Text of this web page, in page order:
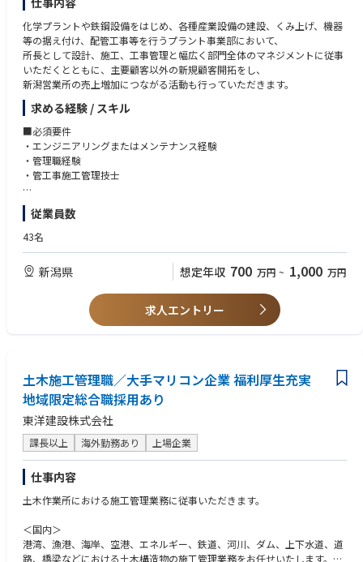
化学プラントや鉄鋼設備をはじめ、各種産業設備の建設、くみ上げ、機器
等の据え付け、配管工事等を行うプラント事業部において、
所長として設計、施工、工事管理と幅広く部門全体のマネジメントに従事
いただくとともに、主要顧客以外の新規顧客開拓をし、
新潟営業所の売上増加につながる活動も行っていただきます。
求める経験 / スキル
■必須要件
・エンジニアリングまたはメンテナンス経験
・管理職経験
・管工事施工管理技士
■歓迎条件
・営業経験者
従業員数
43名
新潟県 想定年収 700 万円 ~ 1,000 万円
求人エントリー
土木施工管理職／大手マリコン企業 福利厚生充実
地域限定総合職採用あり
東洋建設株式会社
課長以上 海外勤務あり 上場企業
仕事内容
土木作業所における施工管理業務に従事いただきます。
＜国内＞
港湾、漁港、海岸、空港、エネルギー、鉄道、河川、ダム、上下水道、道
路、橋梁などにおける土木構造物の施工管理業務をお任せいたします。